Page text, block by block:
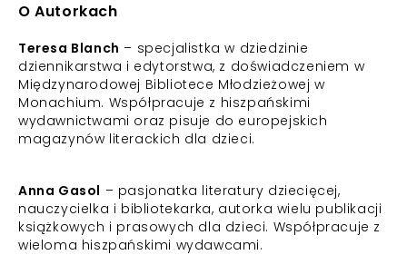
O Autorkach
Teresa Blanch – specjalistka w dziedzinie
dziennikarstwa i edytorstwa, z doświadczeniem w
Międzynarodowej Bibliotece Młodzieżowej w
Monachium. Współpracuje z hiszpańskimi
wydawnictwami oraz pisuje do europejskich
magazynów literackich dla dzieci.
Anna Gasol – pasjonatka literatury dziecięcej,
nauczycielka i bibliotekarka, autorka wielu publikacji
książkowych i prasowych dla dzieci. Współpracuje z
wieloma hiszpańskimi wydawcami.